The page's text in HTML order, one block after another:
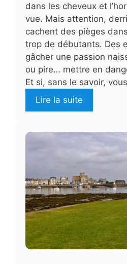
dans les cheveux et
vue. Mais attention,
cachent des pièges
trop de débutants. Des
gâcher une passion
ou pire… mettre en
Et si, sans le savoir,
Lire la suite